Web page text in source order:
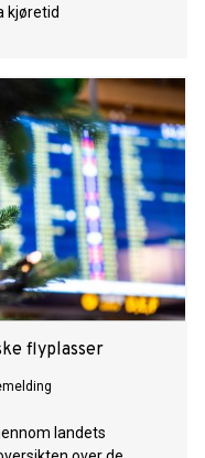
kjøretid
flyplasser
landets